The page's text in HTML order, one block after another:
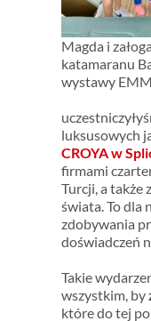
Magda i
katamaranu
wystawy
luksusowych
CROYA w
firmami
Turcji, a także
świata. To dla
zdobywania
doświadczeń
Takie
wszystkim, by
które do tej